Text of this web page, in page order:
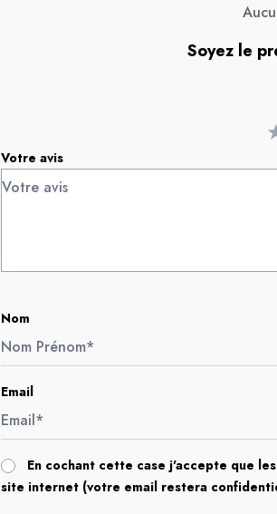
Soyez le
Votre avis
Nom
Email
En cochant cette case j'accepte que
site internet (votre email restera